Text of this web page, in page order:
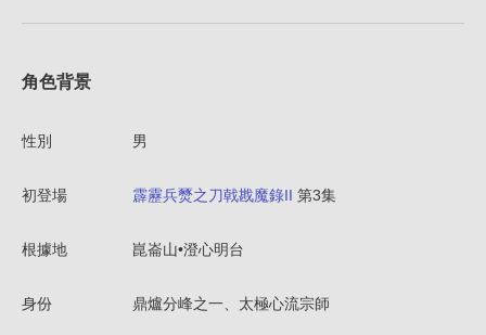
角色背景
性別 男
初登場 霹靂兵燹之刀戟戡魔錄II 第3集
根據地 崑崙山•澄心明台
身份 鼎爐分峰之一、太極心流宗師